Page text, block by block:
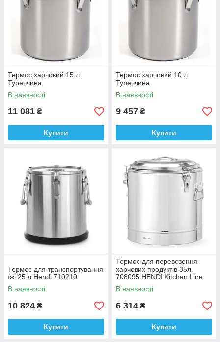
Термос харчовий 15 л
Туреччина
В наявності
11 081 ₴
Купити
Термос харчовий 10 л
Туреччина
В наявності
9 457 ₴
Купити
Термос для транспортування
їжі 25 л Hendi 710210
В наявності
10 824 ₴
Купити
Термос для перевезення
харчових продуктів 35л
708095 HENDI Kitchen Line
В наявності
6 314 ₴
Купити